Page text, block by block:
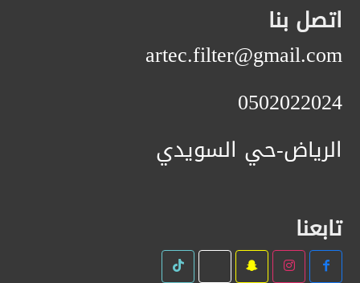
اتصل بنا
artec.filter@gmail.com
0502022024
الرياض-حي السويدي
تابعنا